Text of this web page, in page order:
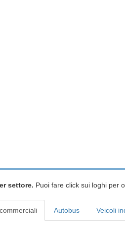
settore. Puoi fare click sui loghi per
Autobus Veicoli